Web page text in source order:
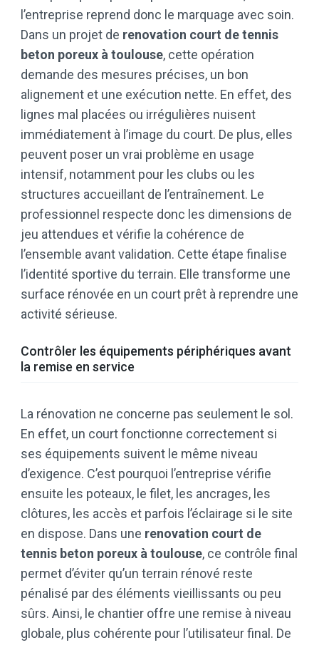
l’entreprise reprend donc le marquage avec soin.
Dans un projet de renovation court de tennis
beton poreux à toulouse, cette opération
demande des mesures précises, un bon
alignement et une exécution nette. En effet, des
lignes mal placées ou irrégulières nuisent
immédiatement à l’image du court. De plus, elles
peuvent poser un vrai problème en usage
intensif, notamment pour les clubs ou les
structures accueillant de l’entraînement. Le
professionnel respecte donc les dimensions de
jeu attendues et vérifie la cohérence de
l’ensemble avant validation. Cette étape finalise
l’identité sportive du terrain. Elle transforme une
surface rénovée en un court prêt à reprendre une
activité sérieuse.
Contrôler les équipements périphériques avant
la remise en service
La rénovation ne concerne pas seulement le sol.
En effet, un court fonctionne correctement si
ses équipements suivent le même niveau
d’exigence. C’est pourquoi l’entreprise vérifie
ensuite les poteaux, le filet, les ancrages, les
clôtures, les accès et parfois l’éclairage si le site
en dispose. Dans une renovation court de
tennis beton poreux à toulouse, ce contrôle final
permet d’éviter qu’un terrain rénové reste
pénalisé par des éléments vieillissants ou peu
sûrs. Ainsi, le chantier offre une remise à niveau
globale, plus cohérente pour l’utilisateur final. De